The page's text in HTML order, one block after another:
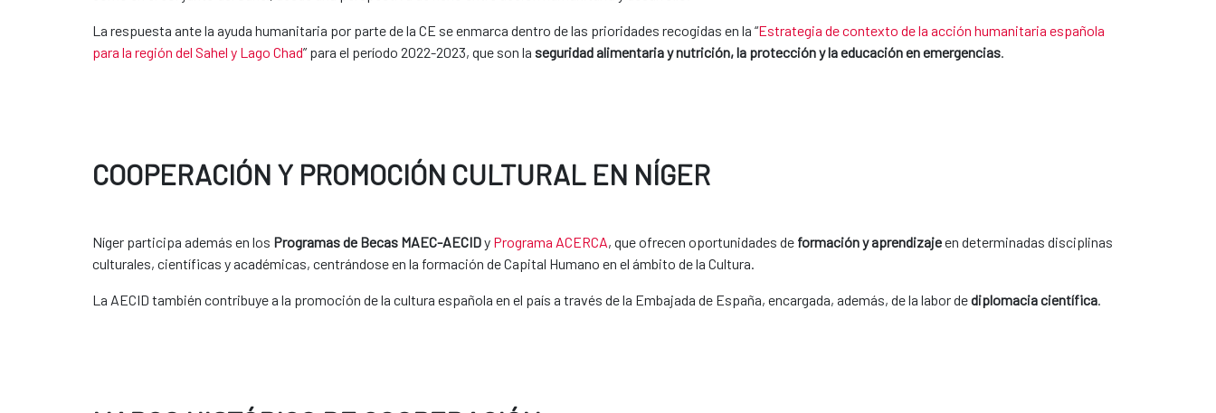
La respuesta ante la ayuda humanitaria por parte de la CE se enmarca dentro de las prioridades recogidas en la “Estrategia de contexto de la acción humanitaria española
para la región del Sahel y Lago Chad” para el período 2022-2023, que son la seguridad alimentaria y nutrición, la protección y la educación en emergencias
COOPERACIÓN Y PROMOCIÓN CULTURAL EN NÍGER
Níger participa además en los Programas de Becas MAEC-AECIDy Programa ACERCA, que ofrecen oportunidades de formación y aprendizajeen determinadas disciplinas
culturales, científicas y académicas, centrándose en la formación de Capital Humano en el ámbito de la Cultura.
La AECID también contribuye a la promoción de la cultura española en el país a través de la Embajada de España, encargada, además, de la labor dediplomacia científica